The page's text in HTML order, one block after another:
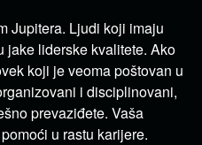
Jupitera. Ljudi koji imaju
jake liderske kvalitete. Ako
koji je veoma poštovan u
i disciplinovani,
prevaziđete. Vaša
u rastu karijere.